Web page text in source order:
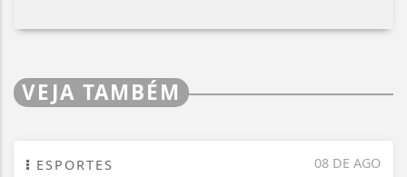
VEJA TAMBÉM
08 DE AGO
ESPORTES